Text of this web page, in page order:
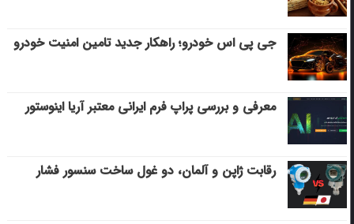
جی پی اس خودرو؛ راهکار جدید تامین امنیت خودرو
معرفی و بررسی پراپ فرم ایرانی معتبر آریا اینوستور
رقابت ژاپن و آلمان، دو غول ساخت سنسور فشار